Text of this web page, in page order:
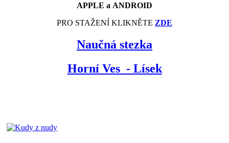
APPLE a ANDROID
PRO STAŽENÍ KLIKNĚTE ZDE
Naučná stezka
Horní Ves - Lísek